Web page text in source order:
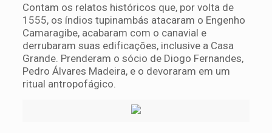
Contam os relatos históricos que, por volta de
1555, os índios tupinambás atacaram o Engenho
Camaragibe, acabaram com o canavial e
derrubaram suas edificações, inclusive a Casa
Grande. Prenderam o sócio de Diogo Fernandes,
Pedro Álvares Madeira, e o devoraram em um
ritual antropofágico.